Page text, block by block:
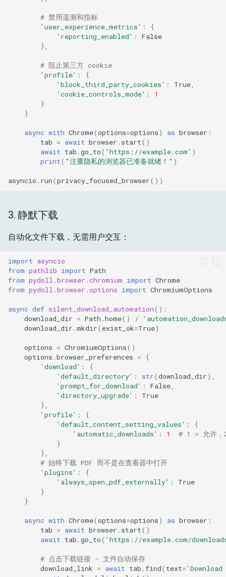
# 禁用遥测和指标
'user_experience_metrics' :
{
'reporting_enabled' :
False
},
# 阻止第三方 cookie
'profile' :
{
'block_third_party_cookies' : True,
'cookie_controls_mode' :
1
}
}
async with Chrome(options=options) as browser :
tab = await browser . start()
await tab .go_to( 'https://example.com' )
print( "注重隐私的浏览器已准备就绪！" )
asyncio . run(privacy_focused_browser())
3. 静默下载
自动化文件下载，无需用户交互：
import asyncio
from pathlib import Path
from pydoll.browser.chromium import Chrome
from pydoll.browser.options import ChromiumOptions
async def silent_download_automation():
download_dir = Path .home() /
download_dir .mkdir( exist_ok=True)
options = ChromiumOptions()
options .browser_preferences =
{
'download' :
{
'default_directory' : str(download_dir),
'prompt_for_download' : False,
'directory_upgrade' :
True
},
'profile' :
{
'default_content_setting_values' :
{
'automatic_downloads' : 1
# 1 = 允许
}
},
# 始终下载 PDF 而不是在查看器中打开
'plugins' :
{
'always_open_pdf_externally' :
True
}
}
async with Chrome(options=options) as browser :
tab = await browser . start()
await tab .go_to( 'https://example.com/
# 点击下载链接 - 文件自动保存
download_link = await tab .find( text=